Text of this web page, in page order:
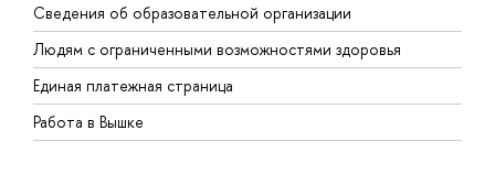
Сведения об образовательной организации
Людям с ограниченными возможностями здоровья
Единая платежная страница
Работа в Вышке